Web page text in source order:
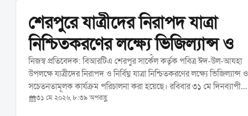
শেরপুরে যাত্রীদের নিরাপদ যাত্রা
নিশ্চিতকরণের লক্ষ্যে ভিজিল্যান্স ও
সচেতনতামূলক কার্যক্রম করেছে
বিআরটিএ
নিজস্ব প্রতিবেদক: বিআরটিএ শেরপুর সার্কেল কর্তৃক পবিত্র ঈদ-উল-আযহা
উপলক্ষে যাত্রীদের নিরাপদ ও নির্বিঘ্ন যাত্রা নিশ্চিতকরণের লক্ষ্যে ভিজিল্যান্স ও
সচেতনতামূলক কার্যক্রম পরিচালনা করা হয়েছে। রবিবার ৩১ মে দিনব্যাপী
শহরের বিভিন্ন পয়েন্টে এ কার্যক্রম পরিচালনা করা হয়। ...
৩১ মে ২০২৬, ৮:৩৯ অপরাহ্ণ